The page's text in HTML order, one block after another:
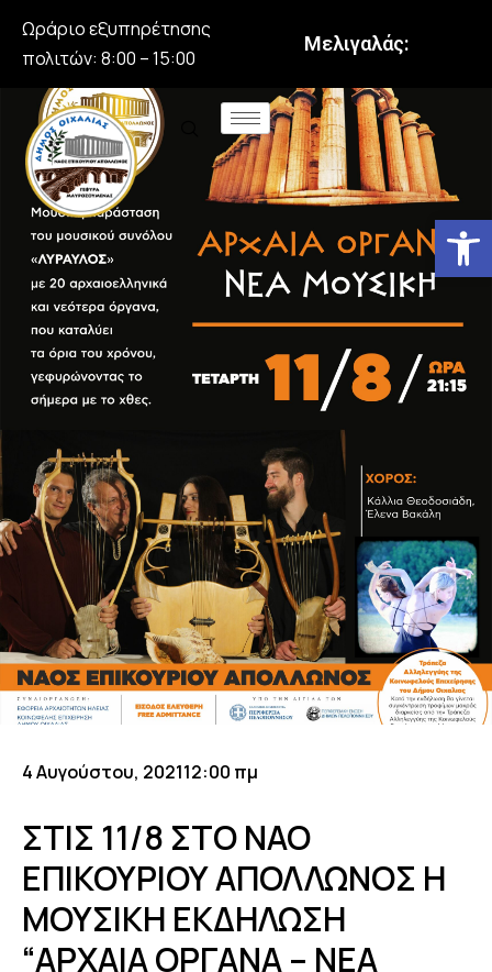
Ωράριο εξυπηρέτησης
πολιτών: 8:00 – 15:00
Μελιγαλάς:
4 Αυγούστου, 202112:00 πμ
ΣΤΙΣ 11/8 ΣΤΟ ΝΑΟ
ΕΠΙΚΟΥΡΙΟΥ ΑΠΟΛΛΩΝΟΣ Η
ΜΟΥΣΙΚΗ ΕΚΔΗΛΩΣΗ
“ΑΡΧΑΙΑ ΟΡΓΑΝΑ – ΝΕΑ